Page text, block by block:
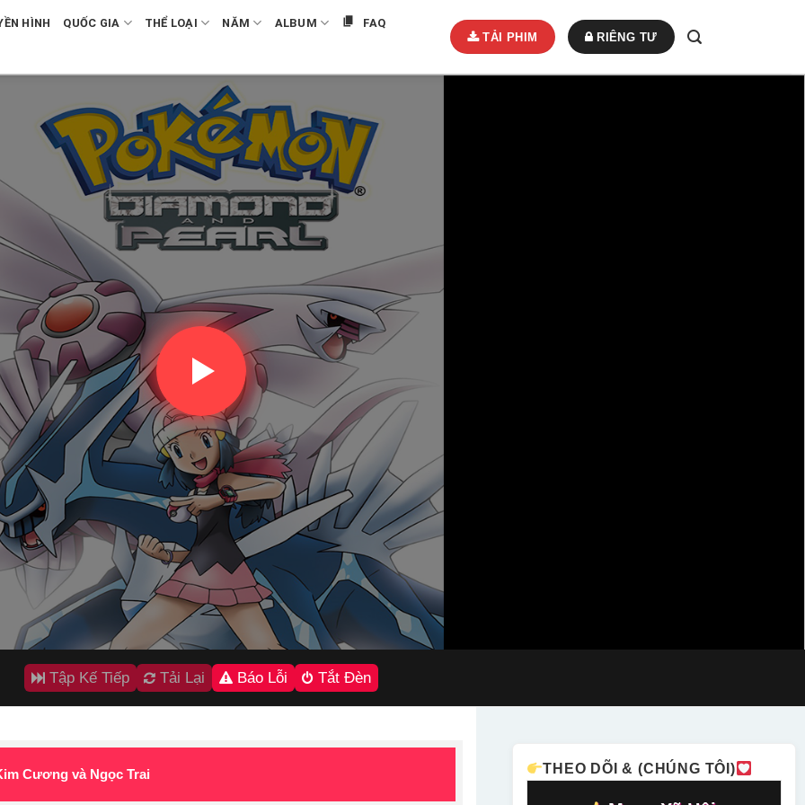
HÌNH QUỐC GIA THỂ LOẠI NĂM ALBUM FAQ
Tập Kế Tiếp Tải Lại Báo Lỗi Tắt Đèn
Cương và Ngọc Trai THEO DÕI & (CHÚNG TÔI)